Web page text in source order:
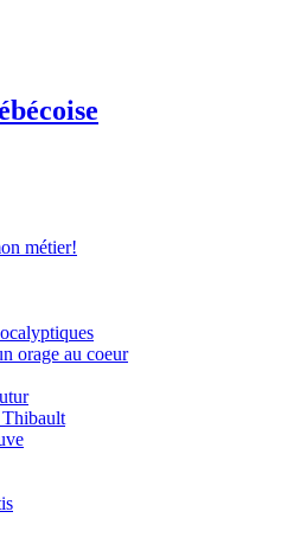
métier!
orage au coeur
Thibault